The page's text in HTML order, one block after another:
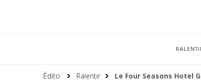
Édito Ralentir Le Four Seasons Hotel